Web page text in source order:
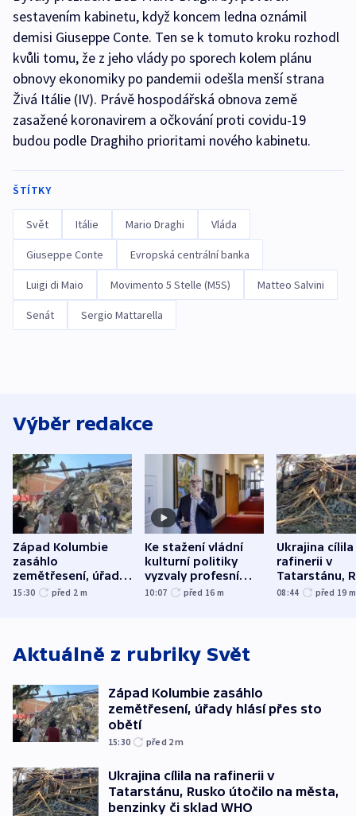
sestavením kabinetu, když koncem ledna oznámil
demisi Giuseppe Conte. Ten se k tomuto kroku rozhodl
kvůli tomu, že z jeho vlády po sporech kolem plánu
obnovy ekonomiky po pandemii odešla menší strana
Živá Itálie (IV). Právě hospodářská obnova země
zasažené koronavirem a očkování proti covidu-19
budou podle Draghiho prioritami nového kabinetu.
ŠTÍTKY
Svět Itálie Mario Draghi Vláda
Giuseppe Conte Evropská centrální banka
Luigi di Maio Movimento 5 Stelle (M5S) Matteo Salvini
Senát Sergio Mattarella
Výběr redakce
Západ Kolumbie
zasáhlo
zemětřesení, úřady
hlásí přes sto obětí
15:30 před 2 m
Ke stažení vládní
kulturní politiky
vyzvaly profesní
organizace, spolky i
10:07 před 16 m
Ukrajina cílila
rafinerii v
Tatarstánu,
útočilo na
08:44 před 19 m
Aktuálně z rubriky Svět
Západ Kolumbie zasáhlo
zemětřesení, úřady hlásí přes sto
obětí
15:30 před 2m
Ukrajina cílila na rafinerii v
Tatarstánu, Rusko útočilo na města,
benzinky či sklad WHO